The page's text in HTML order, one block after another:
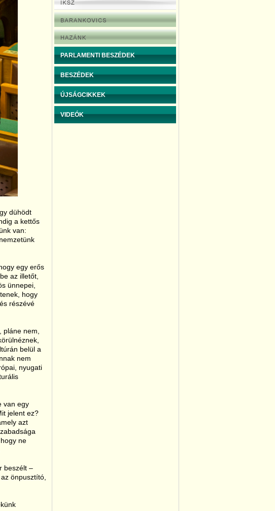
PARLAMENTI BESZÉDEK
BESZÉDEK
ÚJSÁGCIKKEK
VIDEÓK
dühödt
a kettős
van:
egy erős
az illetőt,
ünnepei,
hogy
részévé
nem,
belül a
nem
nyugati
van egy
jelent ez?
azt
ne
beszélt –
önpusztító,